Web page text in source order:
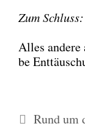
Zum
Alles
be
Rund um